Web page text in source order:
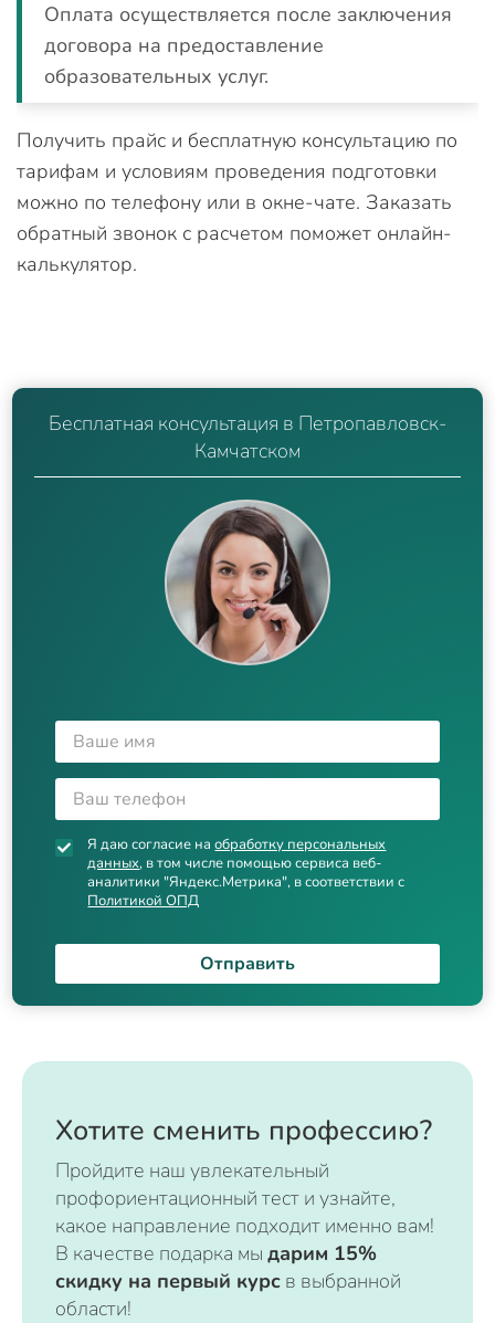
Оплата осуществляется после заключения
договора на предоставление
образовательных услуг.
Получить прайс и бесплатную консультацию по
тарифам и условиям проведения подготовки
можно по телефону или в окне-чате. Заказать
обратный звонок с расчетом поможет онлайн-
калькулятор.
Бесплатная консультация в Петропавловск-
Камчатском
Я даю согласие наобработку персональных
данных, в том числе помощью сервиса веб-
аналитики "Яндекс.Метрика", в соответствии с
Политикой ОПД
Отправить
Хотите сменить профессию?
Пройдите наш увлекательный
профориентационный тест и узнайте,
какое направление подходит именно вам!
В качестве подарка мы дарим 15%
скидку на первый курс в выбранной
области!